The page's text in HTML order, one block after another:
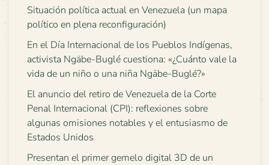
Situación política actual en Venezuela (un mapa
político en plena reconfiguración)
En el Día Internacional de los Pueblos Indígenas,
activista Ngäbe-Buglé cuestiona: «¿Cuánto vale la
vida de un niño o una niña Ngäbe-Buglé?»
El anuncio del retiro de Venezuela de la Corte
Penal Internacional (CPI): reflexiones sobre
algunas omisiones notables y el entusiasmo de
Estados Unidos
Presentan el primer gemelo digital 3D de un